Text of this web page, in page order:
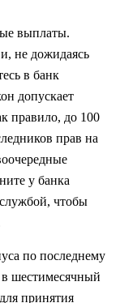
выплаты.
не дожидаясь
в банк
допускает
правило, до 100
прав на
у банка
чтобы
по последнему
в шестимесячный
принятия